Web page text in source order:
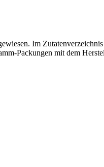
Im
Packungen mit dem